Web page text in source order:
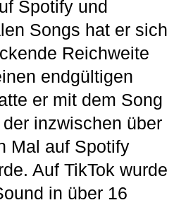
Spotify und
Songs hat er sich
Reichweite
endgültigen
er mit dem Song
inzwischen über
Mal auf Spotify
Auf TikTok wurde
in über 16